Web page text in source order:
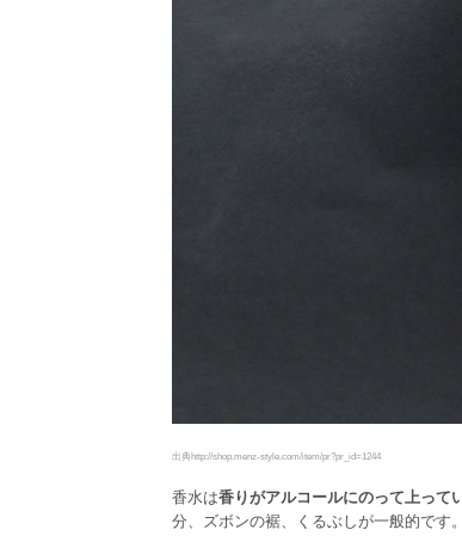
出典http://shop.menz-style.com/item/pr?pr_id=1244
香水は香りがアルコールにのって上って
分、ズボンの裾、くるぶしが一般的です。